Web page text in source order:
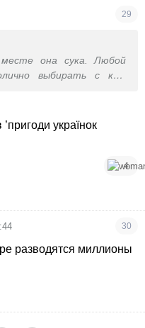
29
она сука. Любой
выбирать с кем
українок
4
30
разводятся миллионы